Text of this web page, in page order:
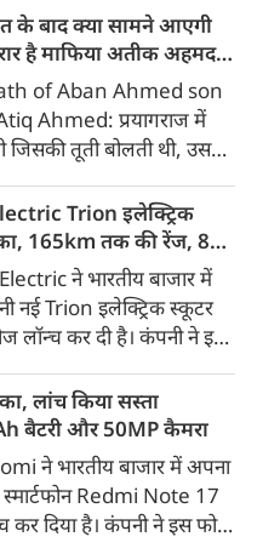
है। सरकार ने AI से तैयार कंटेंट
लेबल और पहचान योग्य
उपलब्ध कराना अनिवार्य
है। साथ ही, सरकारी या
के आदेश के आधार पर
जानकारी हटाने की
36 घंटे से घटाकर 3 घंटे
गई है।
के बाद क्या सामने आएगी
है माफिया अतीक अहमद
of Aban Ahmed son
Ahmed: प्रयागराज में
जिसकी तूती बोलती थी, उस
के कुनबे पर कानून और
की दोहरी मार पड़ रही है।
झांसी जिले में अप्रैल 2023 में
के एनकाउंटर में मारे गए बेटे
की सांसें थमी थीं, उसी झांसी में
छोटे बेटे अबान की भीषण
दुर्घटना में जान चली गई है।
Trion इलेक्ट्रिक
165km तक की रेंज, 8
जानेंगे तो हो जाएंगे
ने भारतीय बाजार में
नई Trion इलेक्ट्रिक स्कूटर
लॉन्च कर दी है। कंपनी ने इसे
है। Trion की शुरुआती
शोरूम,
रखी गई है। फिलहाल इसकी
बेंगलुरु के ग्राहकों के लिए
की आधिकारिक वेबसाइट के
शुरू की गई है। आने वाले समय
लांच किया सस्ता
बैटरी और 50MP कैमरा
ने भारतीय बाजार में अपना
स्मार्टफोन Redmi Note 17
कर दिया है। कंपनी ने इस फोन